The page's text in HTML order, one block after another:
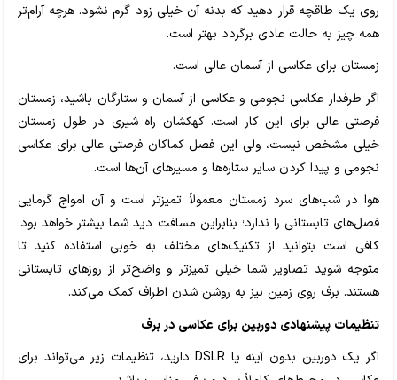
روی یک طاقچه قرار دهید که بدنه آن خیلی زود گرم نشود. هرچه آرام‌تر
همه چیز به حالت عادی برگردد بهتر است.
زمستان برای عکاسی از آسمان عالی است.
اگر طرفدار عکاسی نجومی و عکاسی از آسمان و ستارگان باشید، زمستان
فرصتی عالی برای این کار است. کهکشان راه شیری در طول زمستان
خیلی مشخص نیست، ولی این فصل کماکان فرصتی عالی برای عکاسی
نجومی و پیدا کردن سایر ستاره‌ها و مسیرهای آن‌ها است.
هوا در شب‌های سرد زمستان معمولاً تمیزتر است و آن امواج گرمایی
فصل‌های تابستانی را ندارد؛ بنابراین مسافت دید شما بیشتر خواهد بود.
کافی است بتوانید از تکنیک‌های مختلف به خوبی استفاده کنید تا
متوجه شوید تصاویر شما خیلی تمیزتر و واضح‌تر از روزهای تابستانی
هستند. برف روی زمین نیز به روشن شدن اطراف کمک می‌کند.
تنظیمات پیشنهادی دوربین برای عکاسی در برف
اگر یک دوربین بدون آینه یا DSLR دارید، تنظیمات زیر می‌تواند برای